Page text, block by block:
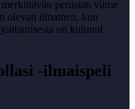
perustan viime
olevan ilmainen, kun
on kulunut
-ilmaispeli